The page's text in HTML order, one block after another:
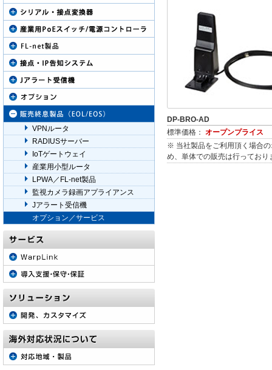
DP-BRO-AD
標準価格： オープンプライス
※ 当社製品をご利用頂く場合
め、単体での販売は行っており
VPNルータ
RADIUSサーバー
IoTゲートウェイ
産業用小型ルータ
LPWA／FL-net製品
監視カメラ録画アプライアンス
Jアラート受信機
オプション／サービス